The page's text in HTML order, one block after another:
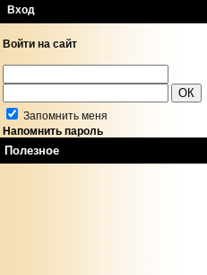
Вход
Войти на сайт
Запомнить меня
Напомнить пароль
Полезное